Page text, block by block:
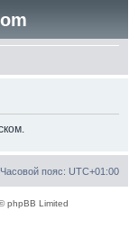
Часовой пояс: UTC+01:00
phpBB Limited